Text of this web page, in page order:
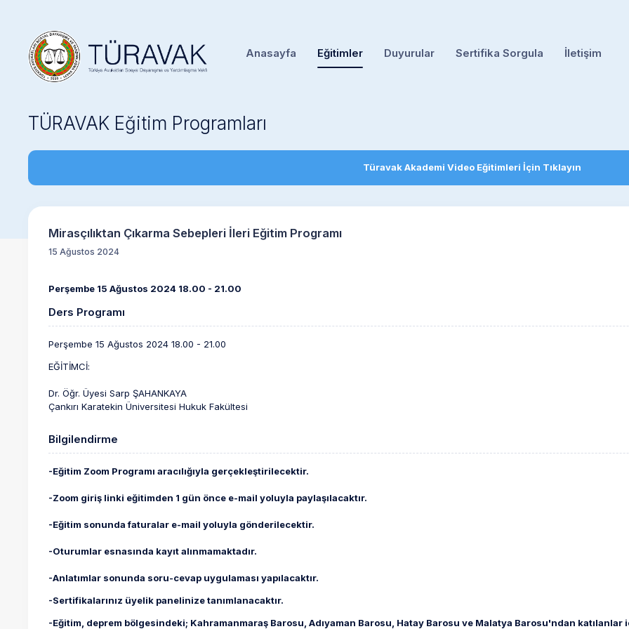
Anasayfa Eğitimler Duyurular Sertifika Sorgula İletişim
TÜRAVAK Eğitim Programları
Türavak Akademi Video Eğitimleri İçin Tıklayın
Mirasçılıktan Çıkarma Sebepleri İleri Eğitim Programı
15 Ağustos 2024
Perşembe 15 Ağustos 2024 18.00 - 21.00
Ders Programı
Perşembe 15 Ağustos 2024 18.00 - 21.00
EĞİTİMCİ:
Dr. Öğr. Üyesi Sarp ŞAHANKAYA
Çankırı Karatekin Üniversitesi Hukuk Fakültesi
Bilgilendirme
-Eğitim Zoom Programı aracılığıyla gerçekleştirilecektir.
-Zoom giriş linki eğitimden 1 gün önce e-mail yoluyla paylaşılacaktır.
-Eğitim sonunda faturalar e-mail yoluyla gönderilecektir.
-Oturumlar esnasında kayıt alınmamaktadır.
-Anlatımlar sonunda soru-cevap uygulaması yapılacaktır.
-Sertifikalarınız üyelik panelinize tanımlanacaktır.
-Eğitim, deprem bölgesindeki; Kahramanmaraş Barosu, Adıyaman Barosu, Hatay Barosu ve Malatya Barosu'ndan